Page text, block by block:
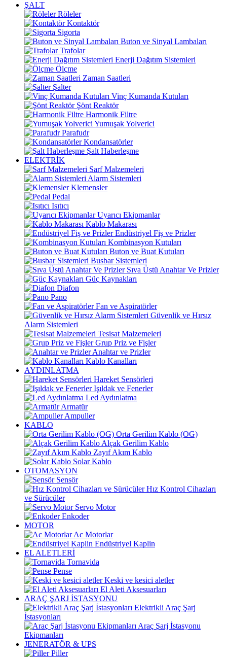
ŞALT
Röleler
Kontaktör
Sigorta
Buton ve Sinyal Lambaları
Trafolar
Enerji Dağıtım Sistemleri
Ölçme
Zaman Saatleri
Şalter
Vinç Kumanda Kutuları
Şönt Reaktör
Harmonik Filtre
Yumuşak Yolverici
Parafudr
Kondansatörler
Şalt Haberleşme
ELEKTRİK
Sarf Malzemeleri
Alarm Sistemleri
Klemensler
Pedal
Isıtıcı
Uyarıcı Ekipmanlar
Kablo Makarası
Endüstriyel Fiş ve Prizler
Kombinasyon Kutuları
Buton ve Buat Kutuları
Busbar Sistemleri
Sıva Üstü Anahtar Ve Prizler
Güç Kaynakları
Diafon
Pano
Fan ve Aspiratörler
Güvenlik ve Hırsız
Alarm Sistemleri
Tesisat Malzemeleri
Grup Priz ve Fişler
Anahtar ve Prizler
Kablo Kanalları
AYDINLATMA
Hareket Sensörleri
Işıldak ve Fenerler
Led Aydınlatma
Armatür
Ampuller
KABLO
Orta Gerilim Kablo (OG)
Alçak Gerilim Kablo
Zayıf Akım Kablo
Solar Kablo
OTOMASYON
Sensör
Hız Kontrol Cihazları
ve Sürücüler
Servo Motor
Enkoder
MOTOR
Ac Motorlar
Endüstriyel Kaplin
EL ALETLERİ
Tornavida
Pense
Keski ve kesici aletler
El Aleti Aksesuarları
ARAÇ ŞARJ İSTASYONU
Elektrikli Araç Şarj
İstasyonları
Araç Şarj İstasyonu
Ekipmanları
JENERATÖR & UPS
Piller